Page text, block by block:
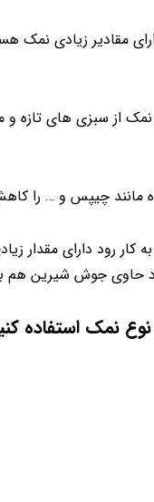
مقادیر زیادی نمک
از سبزی های تازه و
مانند چیپس و … را
رود دارای مقدار
حاوی جوش شیرین هم
نمک استفاده